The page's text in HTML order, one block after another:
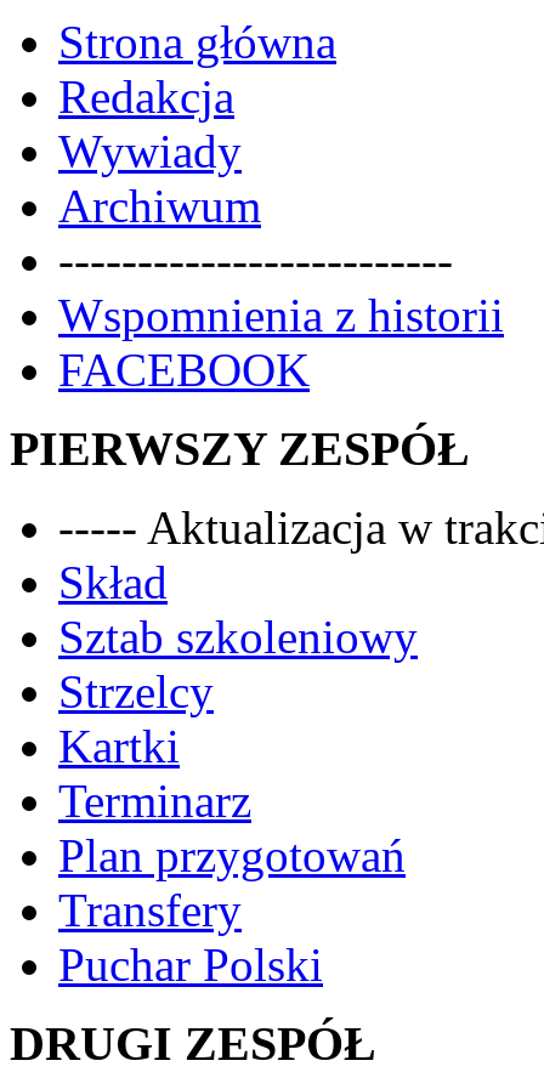
Strona główna
Redakcja
Wywiady
Archiwum
-------------------------
Wspomnienia z historii
FACEBOOK
PIERWSZY ZESPÓŁ
----- Aktualizacja w
Skład
Sztab szkoleniowy
Strzelcy
Kartki
Terminarz
Plan przygotowań
Transfery
Puchar Polski
DRUGI ZESPÓŁ